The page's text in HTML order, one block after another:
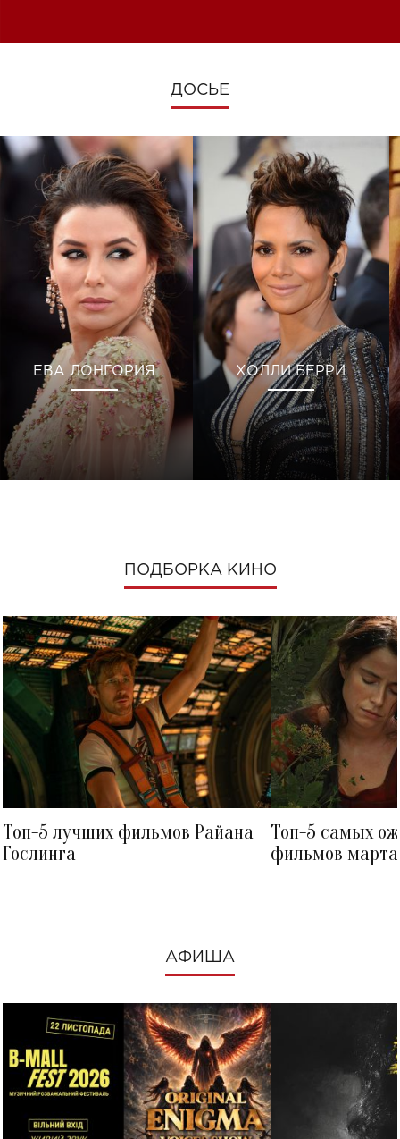
ДОСЬЕ
ЕВА ЛОНГОРИЯ ХОЛЛИ БЕРРИ
ПОДБОРКА КИНО
Топ-5 лучших фильмов Райана
Гослинга
Топ-5 самых
фильмов
АФИША